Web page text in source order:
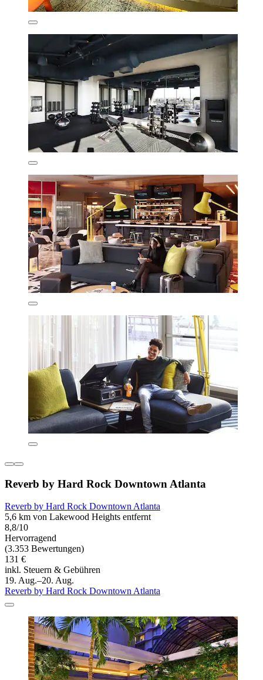
Reverb by Hard Rock Downtown Atlanta
Reverb by Hard Rock Downtown Atlanta
5,6 km von Lakewood Heights entfernt
8,8/10
Hervorragend
(3.353 Bewertungen)
131 €
inkl. Steuern & Gebühren
19. Aug.–20. Aug.
Reverb by Hard Rock Downtown Atlanta